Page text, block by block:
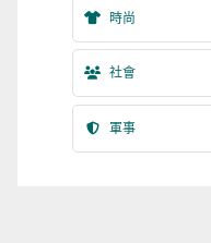
時尚
社會
軍事